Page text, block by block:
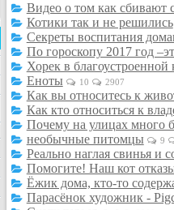
Видео о том как сбивают
Котики так и не решились
Секреты воспитания
По гороскопу 2017 год
Хорек в благоустроенной
Еноты 10 2907
Как вы относитесь к
Как кто относиться к
Почему на улицах много
необычные питомцы 9
Реально наглая свинья и
Помогите! Наш кот
Ёжик дома, кто-то
Парасёнок художник -